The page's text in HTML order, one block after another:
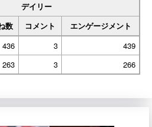
デイリー
数 コメント
エンゲージメント
436 3
439
263 3 266